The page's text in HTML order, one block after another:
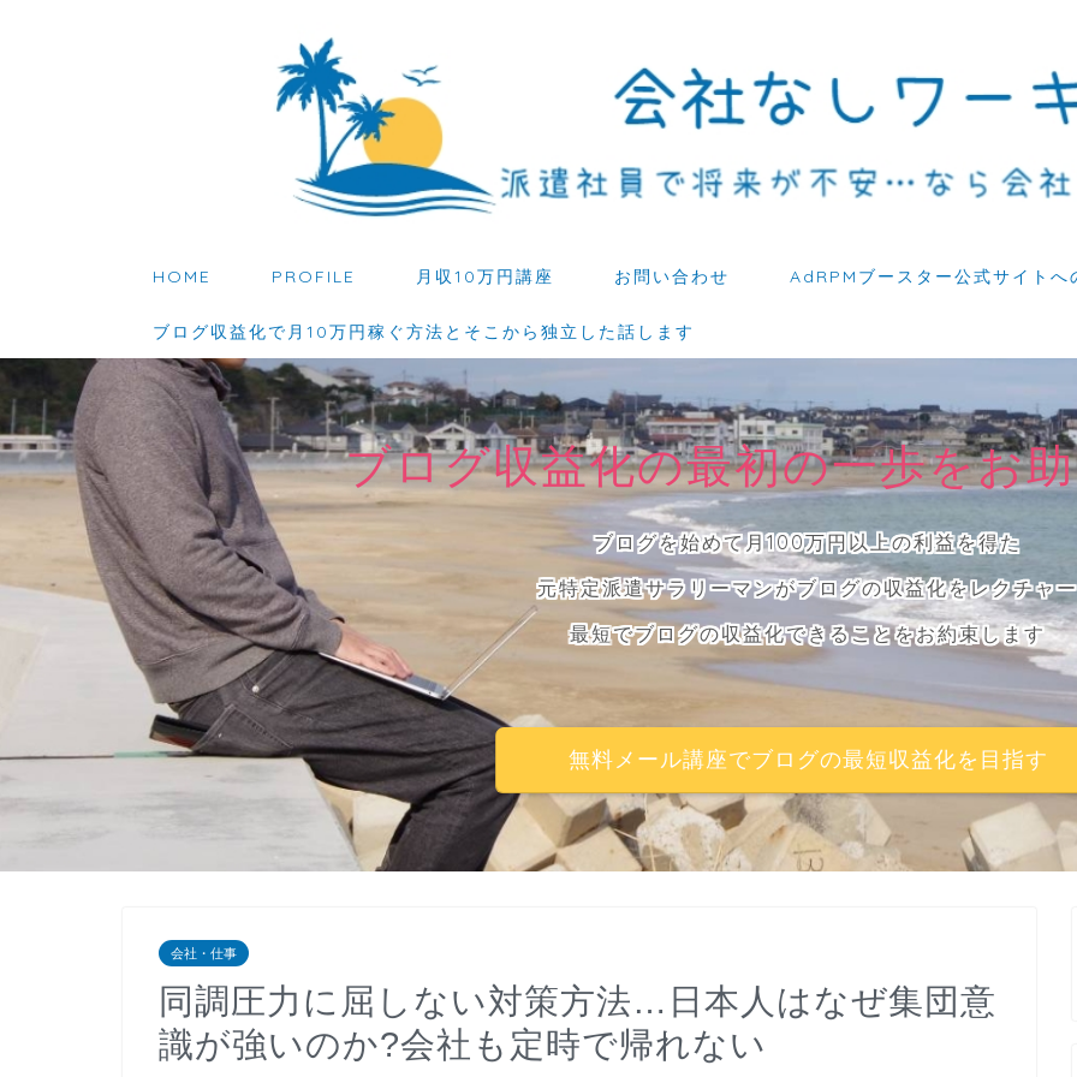
HOME PROFILE 月収10万円講座 お問い合わせ AdRPMブースター公式サイトへ
ブログ収益化で月10万円稼ぐ方法とそこから独立した話します
ブログ収益化の最初の一歩をお
ブログを始めて月100万円以上の利益を得た
元特定派遣サラリーマンがブログの収益化をレクチャー
最短でブログの収益化できることをお約束します
無料メール講座でブログの最短収益化を目指す
会社・仕事
同調圧力に屈しない対策方法…日本人はなぜ集団意
識が強いのか?会社も定時で帰れない